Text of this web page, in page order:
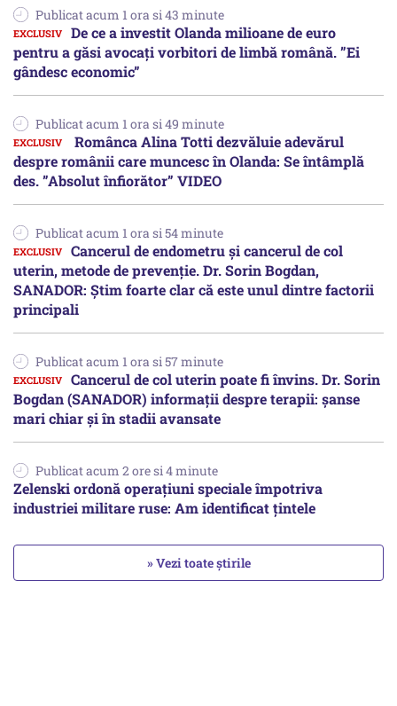
Publicat acum 1 ora si 43 minute
De ce a investit Olanda milioane de euro
pentru a găsi avocați vorbitori de limbă română. ”Ei
gândesc economic”
Publicat acum 1 ora si 49 minute
Românca Alina Totti dezvăluie adevărul
despre românii care muncesc în Olanda: Se întâmplă
des. ”Absolut înfiorător” VIDEO
Publicat acum 1 ora si 54 minute
Cancerul de endometru și cancerul de col
uterin, metode de prevenție. Dr. Sorin Bogdan,
SANADOR: Știm foarte clar că este unul dintre factorii
principali
Publicat acum 1 ora si 57 minute
Cancerul de col uterin poate fi învins. Dr. Sorin
Bogdan (SANADOR) informații despre terapii: șanse
mari chiar și în stadii avansate
Publicat acum 2 ore si 4 minute
Zelenski ordonă operațiuni speciale împotriva
industriei militare ruse: Am identificat țintele
» Vezi toate știrile